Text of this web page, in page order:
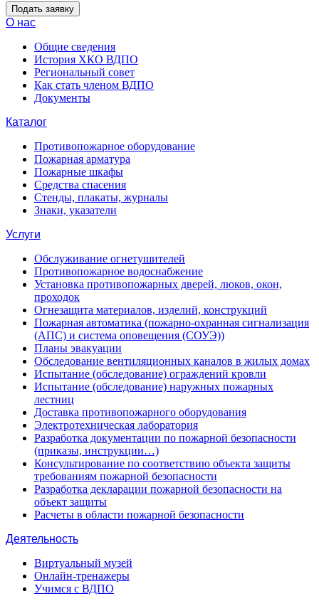
Подать заявку
О нас
Общие сведения
История ХКО ВДПО
Региональный совет
Как стать членом ВДПО
Документы
Каталог
Противопожарное оборудование
Пожарная арматура
Пожарные шкафы
Средства спасения
Стенды, плакаты, журналы
Знаки, указатели
Услуги
Обслуживание огнетушителей
Противопожарное водоснабжение
Установка противопожарных дверей, люков, окон,
проходок
Огнезащита материалов, изделий, конструкций
Пожарная автоматика (пожарно-охранная сигнализация
(АПС) и система оповещения (СОУЭ))
Планы эвакуации
Обследование вентиляционных каналов в жилых домах
Испытание (обследование) ограждений кровли
Испытание (обследование) наружных пожарных
лестниц
Доставка противопожарного оборудования
Электротехническая лаборатория
Разработка документации по пожарной безопасности
(приказы, инструкции…)
Консультирование по соответствию объекта защиты
требованиям пожарной безопасности
Разработка декларации пожарной безопасности на
объект защиты
Расчеты в области пожарной безопасности
Деятельность
Виртуальный музей
Онлайн-тренажеры
Учимся с ВДПО